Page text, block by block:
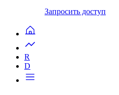
Запросить доступ
R
D